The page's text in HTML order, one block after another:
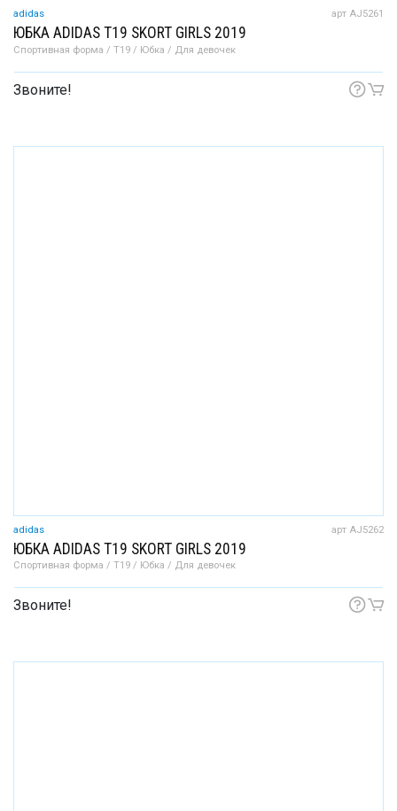
adidas арт AJ5261
ЮБКА ADIDAS T19 SKORT GIRLS 2019
Спортивная форма / T19 / Юбка / Для девочек
Звоните!
adidas арт AJ5262
ЮБКА ADIDAS T19 SKORT GIRLS 2019
Спортивная форма / T19 / Юбка / Для девочек
Звоните!